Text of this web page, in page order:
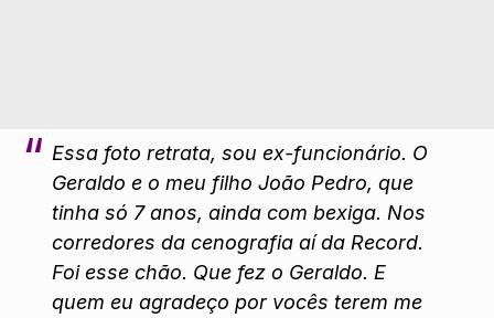
Essa foto retrata, sou ex-funcionário. O
Geraldo e o meu filho João Pedro, que
tinha só 7 anos, ainda com bexiga. Nos
corredores da cenografia aí da Record.
Foi esse chão. Que fez o Geraldo. E
quem eu agradeço por vocês terem me